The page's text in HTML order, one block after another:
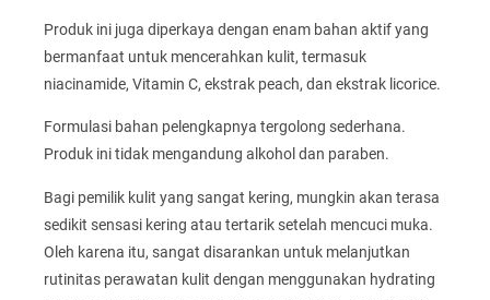
Produk ini juga diperkaya dengan enam bahan aktif yang
bermanfaat untuk mencerahkan kulit, termasuk
niacinamide, Vitamin C, ekstrak peach, dan ekstrak licorice.
Formulasi bahan pelengkapnya tergolong sederhana.
Produk ini tidak mengandung alkohol dan paraben.
Bagi pemilik kulit yang sangat kering, mungkin akan terasa
sedikit sensasi kering atau tertarik setelah mencuci muka.
Oleh karena itu, sangat disarankan untuk melanjutkan
rutinitas perawatan kulit dengan menggunakan hydrating